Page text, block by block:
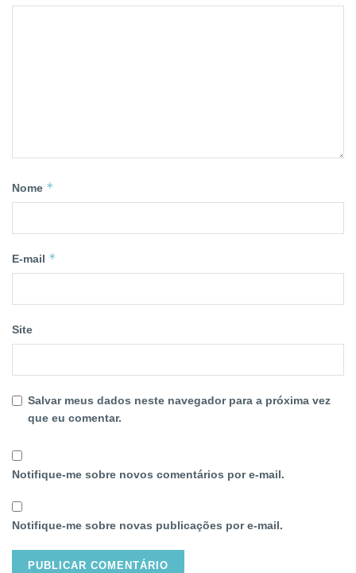
Nome *
E-mail *
Site
Salvar meus dados neste navegador para a próxima vez
que eu comentar.
Notifique-me sobre novos comentários por e-mail.
Notifique-me sobre novas publicações por e-mail.